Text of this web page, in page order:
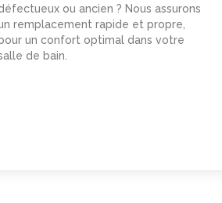
ou ancien ? Nous assurons
remplacement rapide et propre,
un confort optimal dans votre
de bain.